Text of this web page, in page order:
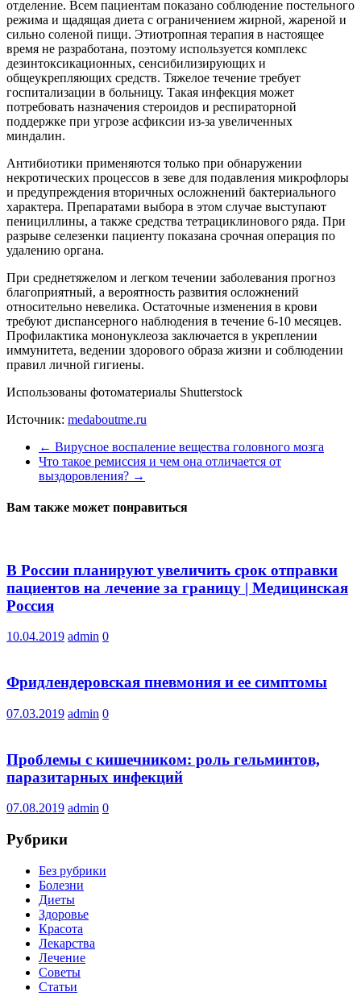
отделение. Всем пациентам показано соблюдение постельного
режима и щадящая диета с ограничением жирной, жареной и
сильно соленой пищи. Этиотропная терапия в настоящее
время не разработана, поэтому используется комплекс
дезинтоксикационных, сенсибилизирующих и
общеукрепляющих средств. Тяжелое течение требует
госпитализации в больницу. Такая инфекция может
потребовать назначения стероидов и респираторной
поддержке при угрозе асфиксии из-за увеличенных
миндалин.
Антибиотики​​ применяются только при обнаружении
некротических процессов в зеве для подавления микрофлоры
и предупреждения вторичных осложнений бактериального
характера. Препаратами выбора в этом случае выступают
пенициллины, а также средства тетрациклинового ряда. При
разрыве селезенки пациенту показана срочная операция по
удалению органа.
При среднетяжелом и легком течении заболевания прогноз
благоприятный, а вероятность развития осложнений
относительно невелика. Остаточные изменения в крови
требуют диспансерного наблюдения в течение 6-10 месяцев.
Профилактика мононуклеоза заключается в укреплении
иммунитета, ведении здорового образа жизни и соблюдении
правил личной гигиены.
Использованы фотоматериалы Shutterstock
Источник: medaboutme.ru
← Вирусное воспаление вещества головного мозга
Что такое ремиссия и чем она отличается от
выздоровления? →
Вам также может понравиться
В России планируют увеличить срок отправки
пациентов на лечение за границу | Медицинская
Россия
10.04.2019 admin 0
Фридлендеровская пневмония и ее симптомы
07.03.2019 admin 0
Проблемы с кишечником: роль гельминтов,
паразитарных инфекций
07.08.2019 admin 0
Рубрики
Без рубрики
Болезни
Диеты
Здоровье
Красота
Лекарства
Лечение
Советы
Статьи